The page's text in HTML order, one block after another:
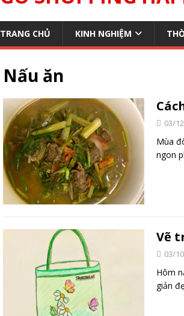
TRANG CHỦ KINH NGHIỆM
Nấu ăn
03/
Mùa
ngon
Vẽ
03/
Hôm
giản